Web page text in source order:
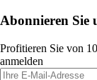
Abonnieren Sie
Profitieren Sie von
anmelden